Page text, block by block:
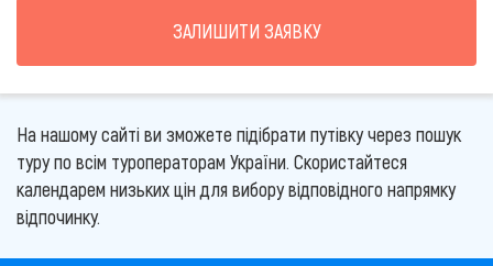
ЗАЛИШИТИ ЗАЯВКУ
На нашому сайті ви зможете підібрати путівку через пошук
туру по всім туроператорам України. Скористайтеся
календарем низьких цін для вибору відповідного напрямку
відпочинку.